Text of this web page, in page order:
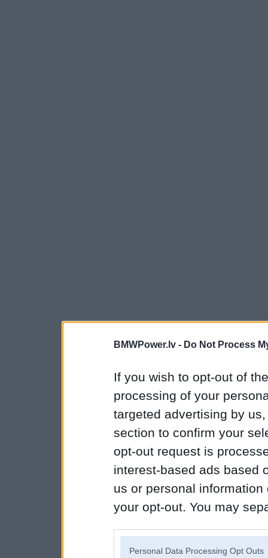
BMWPower.lv - Do Not Process
If you wish to opt-out of
processing of your
targeted advertising by
section to confirm your
opt-out request is
interest-based ads based
us or personal
your opt-out. You may
Personal Data Processing Opt Outs